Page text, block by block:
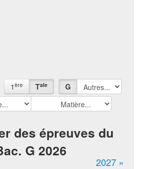
1 ère Tale G
des épreuves du
G 2026
2027 »